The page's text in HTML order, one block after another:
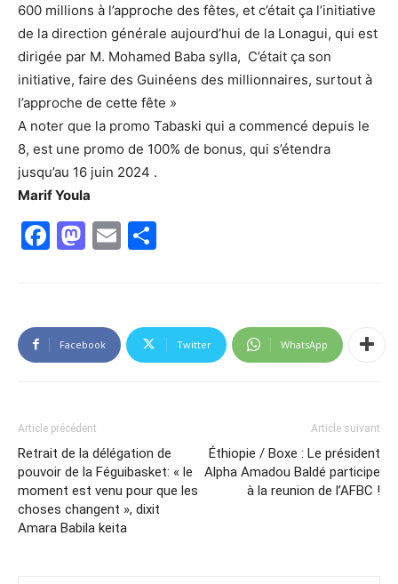
600 millions à l’approche des fêtes, et c’était ça l’initiative
de la direction générale aujourd’hui de la Lonagui, qui est
dirigée par M. Mohamed Baba sylla, C’était ça son
initiative, faire des Guinéens des millionnaires, surtout à
l’approche de cette fête »
A noter que la promo Tabaski qui a commencé depuis le
8, est une promo de 100% de bonus, qui s’étendra
jusqu’au 16 juin 2024 .
Marif Youla
Facebook
Mastodon
Email
Facebook Twitter WhatsApp
Article précédent
Retrait de la délégation de
pouvoir de la Féguibasket: « le
moment est venu pour que les
choses changent », dixit
Amara Babila keita
Article suivant
Éthiopie / Boxe : Le président
Alpha Amadou Baldé participe
à la reunion de l’AFBC !